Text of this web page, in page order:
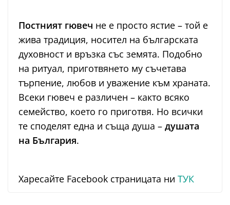
Постният гювеч не е просто ястие – той е
жива традиция, носител на българската
духовност и връзка със земята. Подобно
на ритуал, приготвянето му съчетава
търпение, любов и уважение към храната.
Всеки гювеч е различен – както всяко
семейство, което го приготвя. Но всички
те споделят една и съща душа – душата
на България.
Харесайте Facebook страницата ни ТУК